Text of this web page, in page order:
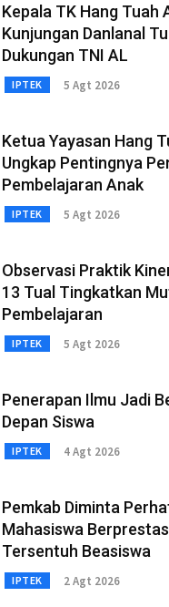
Kepala TK Hang Tuah
Kunjungan Danlanal
Dukungan TNI AL
IPTEK 5 Agt 2026
Ketua Yayasan Hang
Ungkap Pentingnya
Pembelajaran Anak
IPTEK 5 Agt 2026
Observasi Praktik
13 Tual Tingkatkan
Pembelajaran
IPTEK 5 Agt 2026
Penerapan Ilmu Jadi
Depan Siswa
IPTEK 4 Agt 2026
Pemkab Diminta
Mahasiswa
Tersentuh Beasiswa
IPTEK 2 Agt 2026